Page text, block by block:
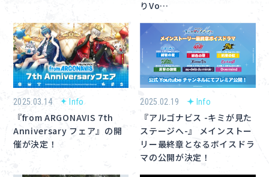
りVo…
2025.03.14 Info
『from ARGONAVIS 7th
Anniversary フェア』の開
催が決定！
2025.02.19 Info
『アルゴナビス -キミが見た
ステージへ-』 メインストー
リー最終章となるボイスドラ
マの公開が決定！